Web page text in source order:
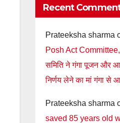
Recent
Prateeksha sharma
Posh Act Committee,
समिति ने गंगा पूजन और
निर्णय लेने का मां गंगा से
Prateeksha sharma
saved 85 years old